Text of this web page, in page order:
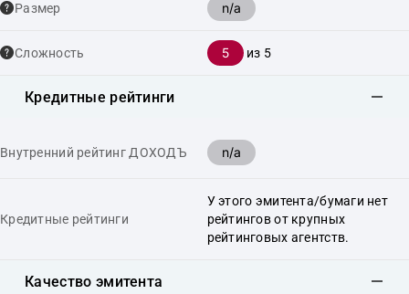
Размер n/a
Сложность 5 из 5
Кредитные рейтинги
Внутренний рейтинг ДОХОДЪ n/a
Кредитные рейтинги
У этого эмитента/бумаги нет
рейтингов от крупных
рейтинговых агентств.
Качество эмитента